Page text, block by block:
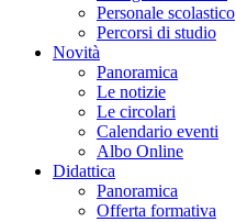
Personale scolastico
Percorsi di studio
Novità
Panoramica
Le notizie
Le circolari
Calendario eventi
Albo Online
Didattica
Panoramica
Offerta formativa